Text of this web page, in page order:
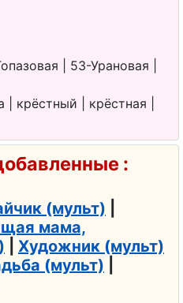
| 53-Урановая |
| крёстный | крёстная |
:
(мульт)
мама,
Художник (мульт)
(мульт)